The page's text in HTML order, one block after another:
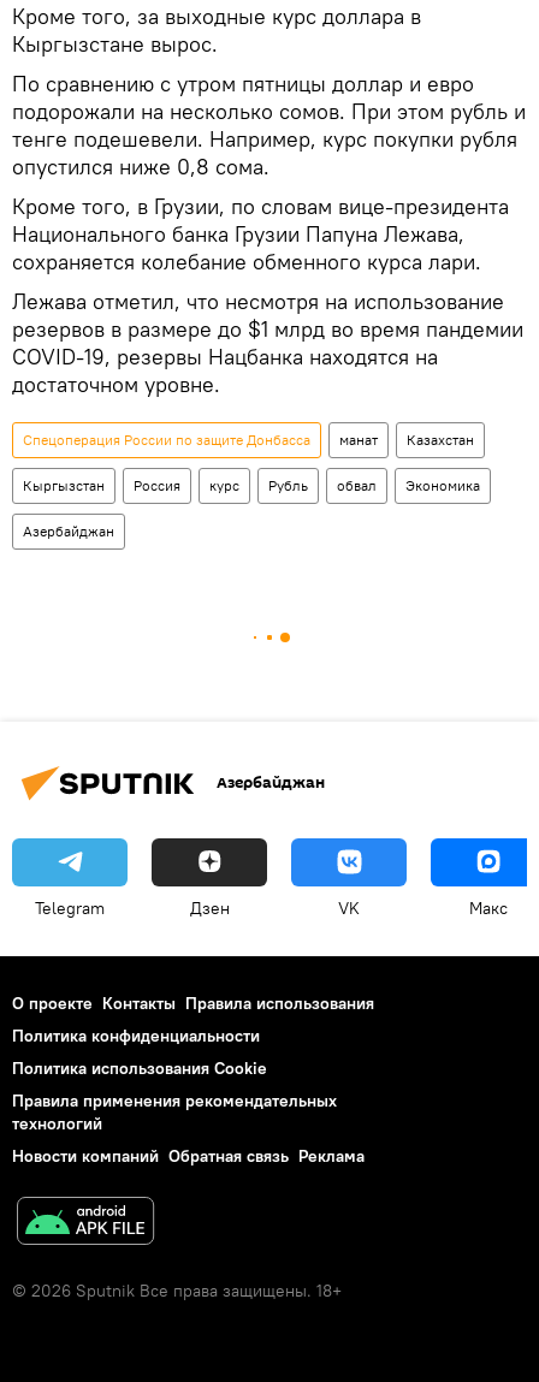
Кроме того, за выходные курс доллара в
Кыргызстане вырос.
По сравнению с утром пятницы доллар и евро
подорожали на несколько сомов. При этом рубль и
тенге подешевели. Например, курс покупки рубля
опустился ниже 0,8 сома.
Кроме того, в Грузии, по словам вице-президента
Национального банка Грузии Папуна Лежава,
сохраняется колебание обменного курса лари.
Лежава отметил, что несмотря на использование
резервов в размере до $1 млрд во время пандемии
COVID-19, резервы Нацбанка находятся на
достаточном уровне.
Спецоперация России по защите Донбасса манат Казахстан
Кыргызстан Россия курс Рубль обвал Экономика
Азербайджан
Азербайджан
Telegram Дзен VK Макс
О проекте Контакты Правила использования
Политика конфиденциальности
Политика использования Cookie
Правила применения рекомендательных
технологий
Новости компаний Обратная связь Реклама
© 2026 Sputnik Все права защищены. 18+